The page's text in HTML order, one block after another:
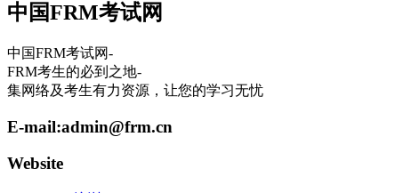
中国FRM考试网
中国FRM考试网-
FRM考生的必到之地-
集网络及考生有力资源，让您的学习无忧
E-mail:admin@frm.cn
Website